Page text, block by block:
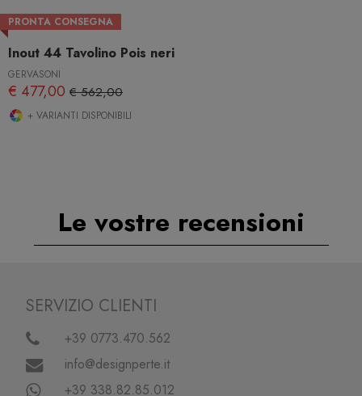
PRONTA CONSEGNA
Inout 44 Tavolino Pois neri
GERVASONI
€ 477,00 € 562,00
+ VARIANTI DISPONIBILI
Le vostre recensioni
SERVIZIO CLIENTI
+39 0773.470.562
info@designperte.it
+39 338.82.85.012